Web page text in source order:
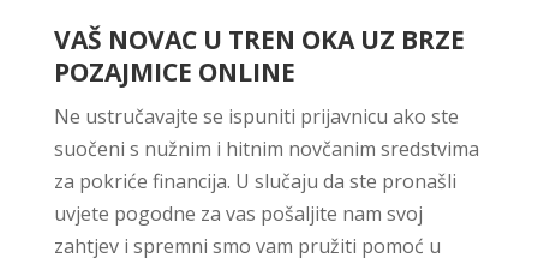
VAŠ NOVAC U TREN OKA UZ BRZE
POZAJMICE ONLINE
Ne ustručavajte se ispuniti prijavnicu ako ste
suočeni s nužnim i hitnim novčanim sredstvima
za pokriće financija. U slučaju da ste pronašli
uvjete pogodne za vas pošaljite nam svoj
zahtjev i spremni smo vam pružiti pomoć u